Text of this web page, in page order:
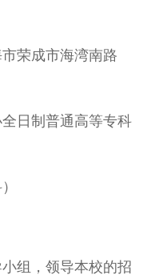
荣成市海湾南路
日制普通高等专科
组，领导本校的招